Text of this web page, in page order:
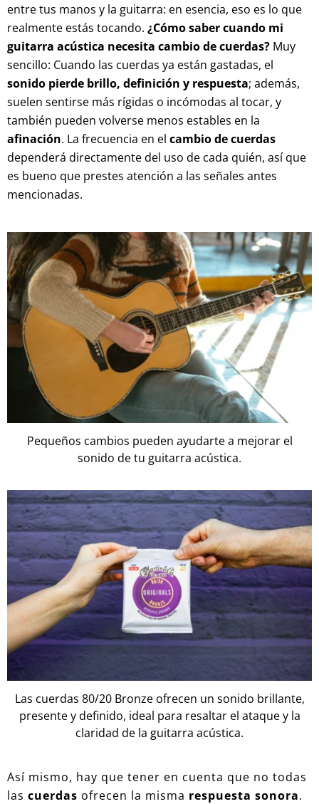
entre tus manos y la guitarra: en esencia, eso es lo que
realmente estás tocando. ¿Cómo saber cuando mi
guitarra acústica necesita cambio de cuerdas? Muy
sencillo: Cuando las cuerdas ya están gastadas, el
sonido pierde brillo, definición y respuesta; además,
suelen sentirse más rígidas o incómodas al tocar, y
también pueden volverse menos estables en la
afinación. La frecuencia en el cambio de cuerdas
dependerá directamente del uso de cada quién, así que
es bueno que prestes atención a las señales antes
mencionadas.
Pequeños cambios pueden ayudarte a mejorar el
sonido de tu guitarra acústica.
Las cuerdas 80/20 Bronze ofrecen un sonido brillante,
presente y definido, ideal para resaltar el ataque y la
claridad de la guitarra acústica.
Así mismo, hay que tener en cuenta que no todas
las cuerdas ofrecen la misma respuesta sonora.